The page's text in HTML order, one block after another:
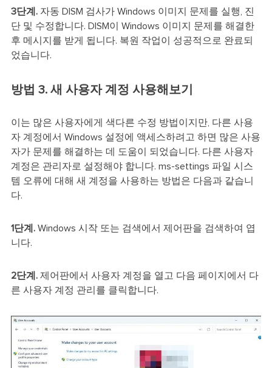
3단계.자동 DISM 검사가 Windows 이미지 문제를 실행, 진
단 및 수정합니다. DISM이 Windows 이미지 문제를 해결한
후 메시지를 받게 됩니다. 복원 작업이 성공적으로 완료되
었습니다.
방법 3. 새 사용자 계정 사용해보기
이는 많은 사용자에게 색다른 수정 방법이지만, 다른 사용
자 계정에서 Windows 설정에 액세스하려고 하면 많은 사용
자가 문제를 해결하는 데 도움이 되었습니다. 다른 사용자
계정은 관리자로 설정해야 합니다. ms-settings 파일 시스
템 오류에 대해 새 계정을 사용하는 방법은 다음과 같습니
다.
1단계.Windows 시작 또는 검색에서 제어판을 검색하여 엽
니다.
2단계.제어판에서 사용자 계정을 열고 다음 페이지에서 다
른 사용자 계정 관리를 클릭합니다.